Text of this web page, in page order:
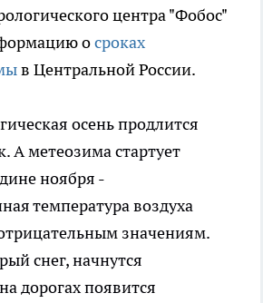
центра "Фобос"
осроках
в Центральной России.
осень продлится
А метеозима стартует
ноября -
температура воздуха
значениям.
снег, начнутся
дорогах появится